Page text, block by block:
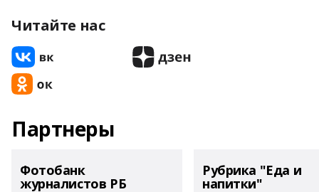
Читайте нас
Партнеры
Фотобанк
журналистов РБ
Рубрика "Еда и
напитки"